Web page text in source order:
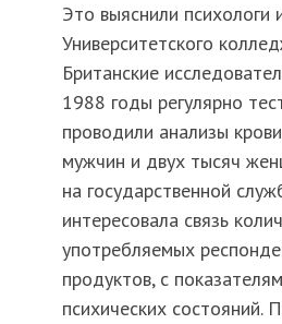
Это выяснили психологи
Университетского
Британские
1988 годы регулярно
проводили анализы
мужчин и двух тысяч
на государственной
интересовала связь
употребляемых
продуктов, с
психических состояний.